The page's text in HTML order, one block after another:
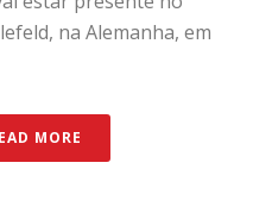
na Alemanha, em
MORE